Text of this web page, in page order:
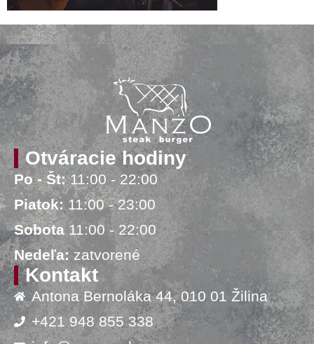
Otváracie hodiny
Po - Št:11:00 - 22:00
Piatok: 11:00 - 23:00
Sobota11:00 - 22:00
Nedeľa:zatvorené
Kontakt
Antona Bernoláka 44, 010 01 Žilina
+421 948 855 338